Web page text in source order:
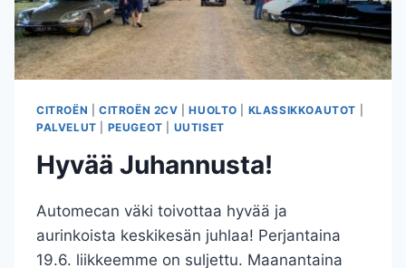
CITROËN CITROËN 2CV |HUOLTO KLASSIKKOAUTOT
PALVELUT
PEUGEOT UUTISET
Hyvää Juhannusta!
Automecan väki toivottaa hyvää ja
aurinkoista keskikesän juhlaa! Perjantaina
19.6. liikkeemme on suljettu. Maanantaina